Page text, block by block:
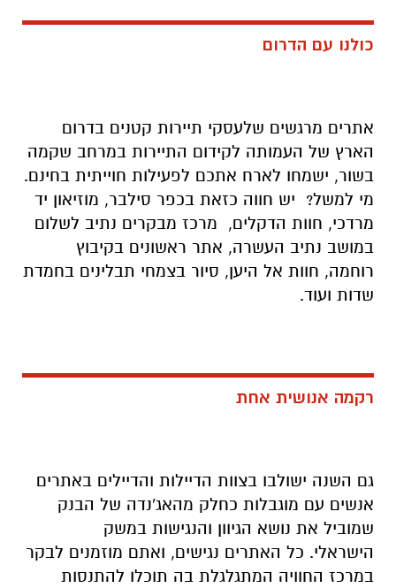
כולנו עם הדרום
אתרים מרגשים שלעסקי תיירות קטנים בדרום
הארץ של העמותה לקידום התיירות במרחב שקמה
בשור, ישמחו לארח אתכם לפעילות חוייתית בחינם.
מי למשל? יש חווה כזאת בכפר סילבר, מוזיאון יד
מרדכי, חוות הדקלים, מרכז מבקרים נתיב לשלום
במושב נתיב העשרה, אתר ראשונים בקיבוץ
רוחמה, חוות אל היען, סיור בצמחי תבלינים בחמדת
שדות ועוד.
רקמה אנושית אחת
גם השנה ישולבו בצוות הדיילות והדיילים באתרים
אנשים עם מוגבלות כחלק מהאג'נדה של הבנק
שמוביל את נושא הגיוון והנגישות במשק
הישראלי. כל האתרים נגישים, ואתם מוזמנים לבקר
במרכז החוויה המתגלגלת בה תוכלו להתנסות